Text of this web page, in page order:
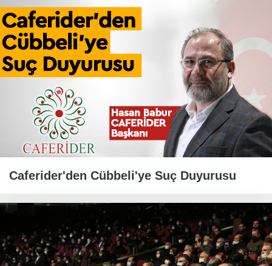
Caferider'den Cübbeli'ye Suç Duyurusu